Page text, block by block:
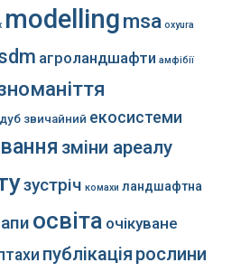
modellingmsa oxyura
агроландшафти амфібії
дуб звичайний екосистеми
зміни ареалу
зустріч комахи ландшафтна
освіта очікуване
публікація рослини